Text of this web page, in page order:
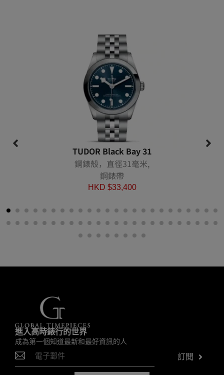
TUDOR Black Bay 31
鋼錶殼，直徑31毫米,
鋼錶帶
HKD $33,400
進入高時錶行的世界
成為第一個知道最新和最好資訊的人
訂閱